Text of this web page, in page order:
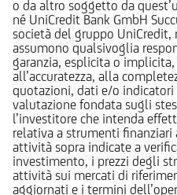
o da altro soggetto da
né UniCredit Bank GmbH
società del gruppo
assumono qualsivoglia
garanzia, esplicita o
all’accuratezza, alla
quotazioni, dati e/o
valutazione fondata sugli
l’investitore che intenda
relativa a strumenti
attività sopra indicate a
investimento, i prezzi degli
attività sui mercati di
aggiornati e i termini